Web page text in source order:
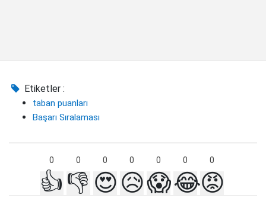
Etiketler :
taban puanları
Başarı Sıralaması
0 0 0 0 0 0 0
👍 👎 😍😥😱😂😡